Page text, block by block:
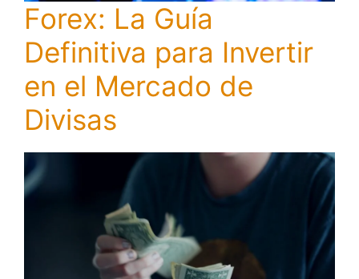
Forex: La Guía
Definitiva para Invertir
en el Mercado de
Divisas